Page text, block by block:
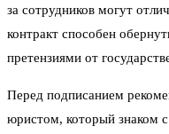
за сотрудников могут
контракт способен
претензиями от
Перед подписанием
юристом, который знаком